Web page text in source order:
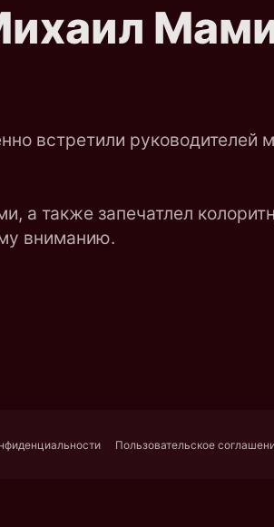
встретили
а также запечатлел
вниманию.
Пользовательское